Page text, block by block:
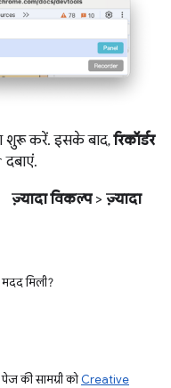
शुरू करें. इसके बाद,रिकॉर्डर
दबाएं.
ज़्यादा विकल्प> ज़्यादा
मिली?
की सामग्री कोCreative